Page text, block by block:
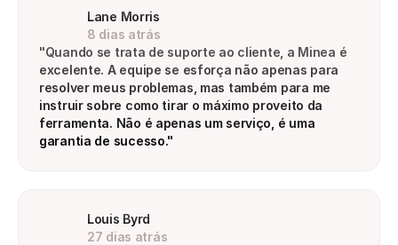
Lane Morris
8 dias atrás
"Quando se trata de suporte ao cliente, a Minea é
excelente. A equipe se esforça não apenas para
resolver meus problemas, mas também para me
instruir sobre como tirar o máximo proveito da
ferramenta. Não é apenas um serviço, é uma
garantia de sucesso."
Louis Byrd
27 dias atrás